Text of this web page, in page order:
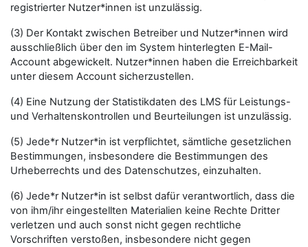
registrierter Nutzer*innen ist unzulässig.
(3) Der Kontakt zwischen Betreiber und Nutzer*innen wird
ausschließlich über den im System hinterlegten E-Mail-
Account abgewickelt. Nutzer*innen haben die Erreichbarkeit
unter diesem Account sicherzustellen.
(4) Eine Nutzung der Statistikdaten des LMS für Leistungs-
und Verhaltenskontrollen und Beurteilungen ist unzulässig.
(5) Jede*r Nutzer*in ist verpflichtet, sämtliche gesetzlichen
Bestimmungen, insbesondere die Bestimmungen des
Urheberrechts und des Datenschutzes, einzuhalten.
(6) Jede*r Nutzer*in ist selbst dafür verantwortlich, dass die
von ihm/ihr eingestellten Materialien keine Rechte Dritter
verletzen und auch sonst nicht gegen rechtliche
Vorschriften verstoßen, insbesondere nicht gegen